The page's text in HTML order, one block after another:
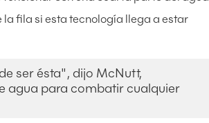
fila si esta tecnología llega a estar
ser ésta", dijo McNutt,
agua para combatir cualquier